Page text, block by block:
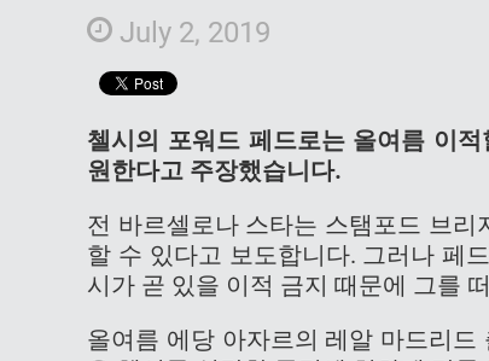
July 2, 2019
첼시의 포워드 페드로는 올여름 이
원한다고 주장했습니다.
전 바르셀로나 스타는 스탬포드 브
할 수 있다고 보도합니다. 그러나 페
시가 곧 있을 이적 금지 때문에 그를
올여름 에당 아자르의 레알 마드리